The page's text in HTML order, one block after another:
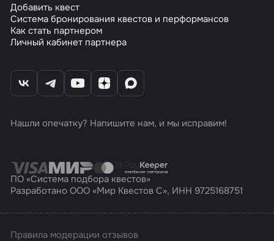
Добавить квест
Система бронирования квестов и перформансов
Как стать партнером
Личный кабинет партнера
Нашли опечатку? Напишите нам, и мы исправим!
ПО «Система подбора квестов»
Разработано ООО «Мир Квестов С», ИНН 9725168751
Правила модерации отзывов